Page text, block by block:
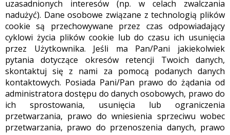
uzasadnionych interesów (np. w celach zwalczania
nadużyć). Dane osobowe związane z technologią plików
cookie są przechowywane przez czas odpowiadający
cyklowi życia plików cookie lub do czasu ich usunięcia
przez Użytkownika. Jeśli ma Pan/Pani jakiekolwiek
pytania dotyczące okresów retencji Twoich danych,
skontaktuj się z nami za pomocą podanych danych
kontaktowych. Posiada Pani/Pan prawo do żądania od
administratora dostępu do danych osobowych, prawo do
ich sprostowania, usunięcia lub ograniczenia
przetwarzania, prawo do wniesienia sprzeciwu wobec
przetwarzania, prawo do przenoszenia danych, prawo